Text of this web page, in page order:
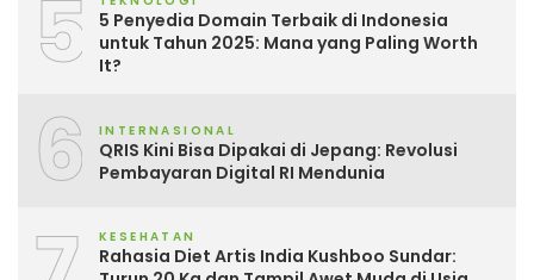
5
5 Penyedia Domain Terbaik di Indonesia
untuk Tahun 2025: Mana yang Paling Worth
It?
6 INTERNASIONAL
QRIS Kini Bisa Dipakai di Jepang: Revolusi
Pembayaran Digital RI Mendunia
KESEHATAN
Rahasia Diet Artis India Kushboo Sundar: